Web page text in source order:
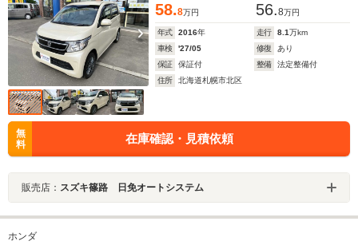
58.8万円 56.8万円
年式 2016年 走行 8.1万km
車検
'27/05 修復
あり
保証
保証付 整備
法定整備付
住所
北海道札幌市北区
無
料
在庫確認・見積依頼
販売店： スズキ篠路 日免オートシステム
ホンダ